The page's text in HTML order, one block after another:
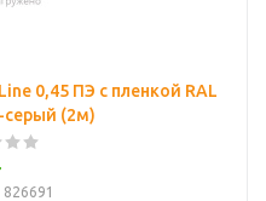
0,45 ПЭ с пленкой RAL
серый (2м)
826691